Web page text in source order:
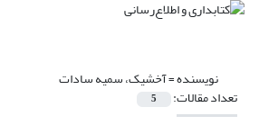
نویسنده =آخشیک، سمیه سادات
تعداد مقالات: 5